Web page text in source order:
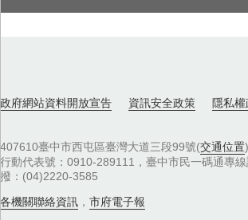
政府網站資料開放宣告 資訊安全政策 隱私
407610臺中市西屯區臺灣大道三段99號(交通位置
行動代表號：0910-289111，臺中市民一碼通專
撥：(04)2220-3585
各機關聯絡資訊 ， 市府電子報